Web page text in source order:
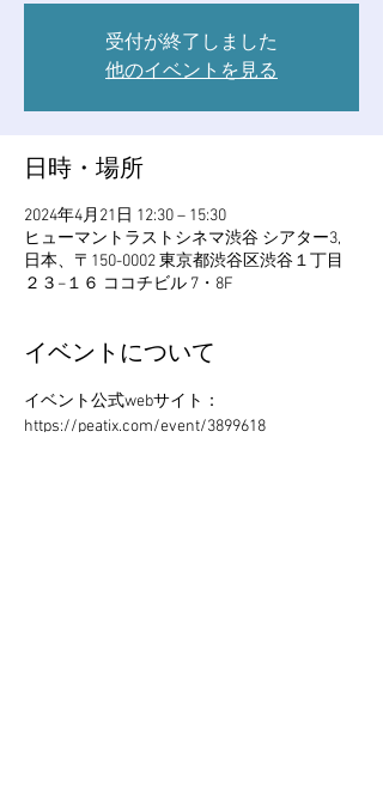
受付が終了しました
他のイベントを見る
日時・場所
2024年4月21日 12:30 – 15:30
ヒューマントラストシネマ渋谷 シアター3,
日本、〒150-0002 東京都渋谷区渋谷１丁目
２３−１６ ココチビル 7・8F
イベントについて
イベント公式webサイト：
https://peatix.com/event/3899618